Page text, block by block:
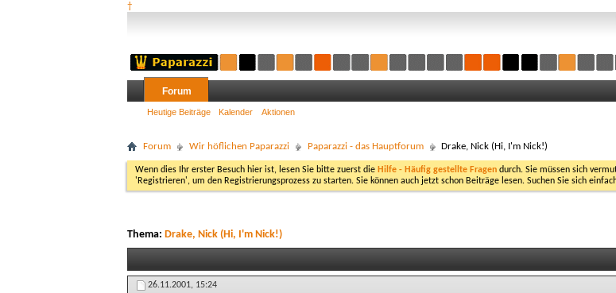
†
Forum
Heutige Beiträge Kalender Aktionen
Forum Wir höflichen Paparazzi Paparazzi - das Hauptforum Drake, Nick (Hi, I'm Nick!)
Wenn dies Ihr erster Besuch hier ist, lesen Sie bitte zuerst die Hilfe - Häufig gestellte Fragen durch. Sie müssen sich
'Registrieren', um den Registrierungsprozess zu starten. Sie können auch jetzt schon Beiträge lesen. Suchen Sie sich
Thema: Drake, Nick (Hi, I'm Nick!)
26.11.2001, 15:24